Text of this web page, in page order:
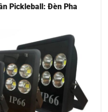
Pickleball: Đèn Pha